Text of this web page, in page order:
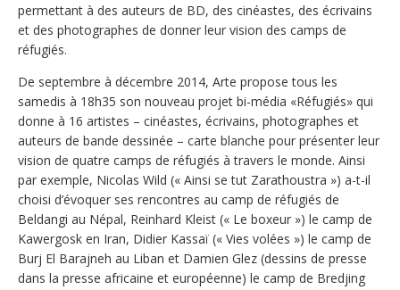
permettant à des auteurs de BD, des cinéastes, des écrivains
et des photographes de donner leur vision des camps de
réfugiés.
De septembre à décembre 2014, Arte propose tous les
samedis à 18h35 son nouveau projet bi-média «Réfugiés» qui
donne à 16 artistes – cinéastes, écrivains, photographes et
auteurs de bande dessinée – carte blanche pour présenter leur
vision de quatre camps de réfugiés à travers le monde. Ainsi
par exemple, Nicolas Wild (« Ainsi se tut Zarathoustra ») a-t-il
choisi d’évoquer ses rencontres au camp de réfugiés de
Beldangi au Népal, Reinhard Kleist (« Le boxeur ») le camp de
Kawergosk en Iran, Didier Kassaï (« Vies volées ») le camp de
Burj El Barajneh au Liban et Damien Glez (dessins de presse
dans la presse africaine et européenne) le camp de Bredjing